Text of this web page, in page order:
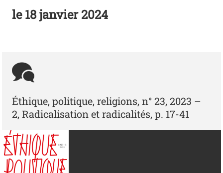
le18 janvier 2024
Éthique, politique, religions, n° 23, 2023 –
2, Radicalisation et radicalités, p. 17-41